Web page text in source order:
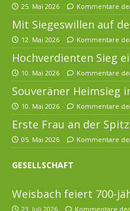
25. Mai 2026 Kommentare
Mit Siegeswillen auf
12. Mai 2026 Kommentare
Hochverdienten Sieg
10. Mai 2026 Kommentare
Souveräner Heimsieg
10. Mai 2026 Kommentare
Erste Frau an der
05. Mai 2026 Kommentare
GESELLSCHAFT
Weisbach feiert 700-
23. Juli 2026 Kommentare